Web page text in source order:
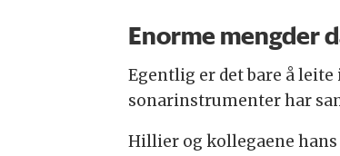
Enorme mengder
Egentlig er det bare å
sonarinstrumenter har
Hillier og kollegaene